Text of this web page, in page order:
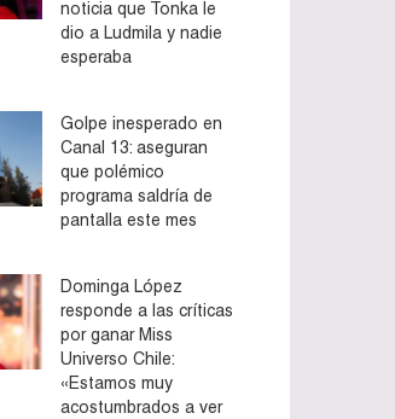
noticia que Tonka le
dio a Ludmila y nadie
esperaba
Golpe inesperado en
Canal 13: aseguran
que polémico
programa saldría de
pantalla este mes
Dominga López
responde a las críticas
por ganar Miss
Universo Chile:
«Estamos muy
acostumbrados a ver